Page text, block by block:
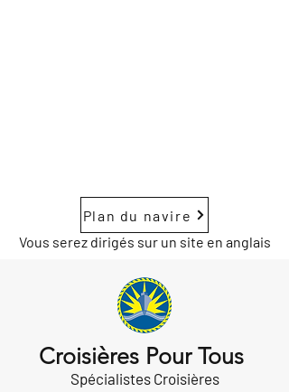
Plan du navire
Vous serez dirigés sur un site en anglais
Croisières Pour Tous
Spécialistes Croisières